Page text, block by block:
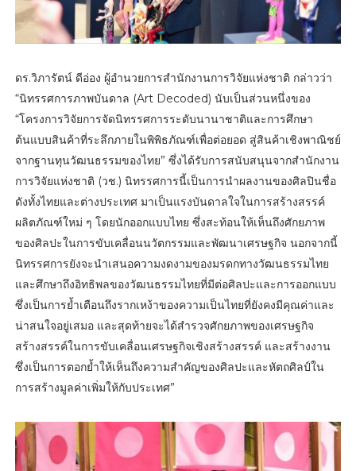
ดร.วิภารัตน์ ดีอ่อง ผู้อำนวยการสำนักงานการวิจัยแห่งชาติ กล่าวว่า
“นิทรรศการภาพบันดาล (Art Decoded) นับเป็นส่วนหนึ่งของ
“โครงการวิจัยการจัดนิทรรศการระดับนานาชาติและการศึกษา
ต้นแบบสินค้าที่ระลึกภายในพิพิธภัณฑ์เพื่อต่อยอด สู่สินค้าเชิงพาณิชย์
จากฐานทุนวัฒนธรรมของไทย” ซึ่งได้รับการสนับสนุนจากสำนักงาน
การวิจัยแห่งชาติ (วช.) นิทรรศการนี้เป็นการนำผลงานของศิลปินชื่อ
ดังทั้งไทยและต่างประเทศ มาเป็นแรงบันดาลใจในการสร้างสรรค์
ผลิตภัณฑ์ใหม่ ๆ โดยนักออกแบบไทย ซึ่งสะท้อนให้เห็นถึงศักยภาพ
ของศิลปะในการขับเคลื่อนนวัตกรรมและพัฒนาเศรษฐกิจ นอกจากนี้
นิทรรศการยังจะนำเสนอความงดงามของมรดกทางวัฒนธรรมไทย
และศึกษาถึงอิทธิพลของวัฒนธรรมไทยที่มีต่อศิลปะและการออกแบบ
ซึ่งเป็นการย้ำเตือนถึงรากเหง้าของความเป็นไทยที่ยังคงมีคุณค่าและ
น่าสนใจอยู่เสมอ และสุดท้ายจะได้สำรวจศักยภาพของเศรษฐกิจ
สร้างสรรค์ในการขับเคลื่อนเศรษฐกิจเชิงสร้างสรรค์ และสร้างงาน
ซึ่งเป็นการตอกย้ำให้เห็นถึงความสำคัญของศิลปะและหัตถศิลป์ใน
การสร้างมูลค่าเพิ่มให้กับประเทศ”